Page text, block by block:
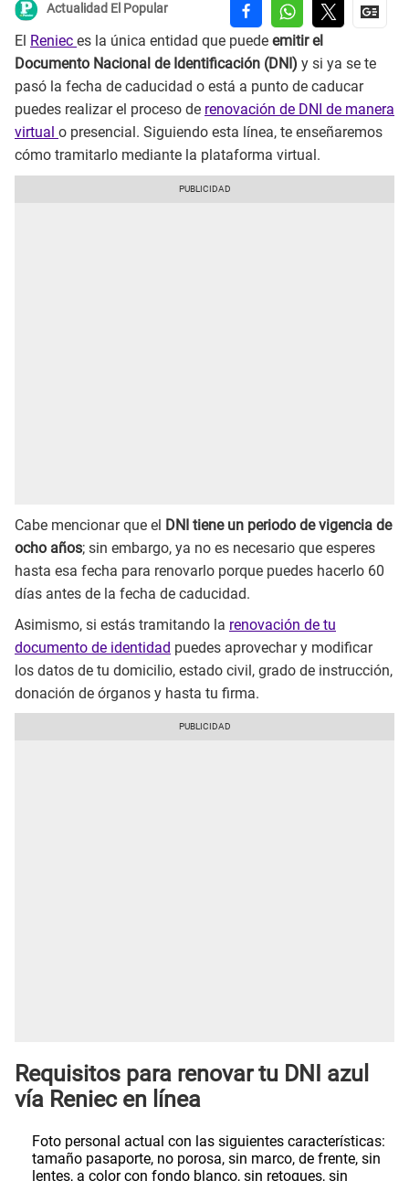
Actualidad El Popular
El Reniec es la única entidad que puede emitir el
Documento Nacional de Identificación (DNI) y si ya se te
pasó la fecha de caducidad o está a punto de caducar
puedes realizar el proceso de renovación de DNI de manera
virtual o presencial. Siguiendo esta línea, te enseñaremos
cómo tramitarlo mediante la plataforma virtual.
Cabe mencionar que el DNI tiene un periodo de vigencia de
ocho años; sin embargo, ya no es necesario que esperes
hasta esa fecha para renovarlo porque puedes hacerlo 60
días antes de la fecha de caducidad.
Asimismo, si estás tramitando la renovación de tu
documento de identidad puedes aprovechar y modificar
los datos de tu domicilio, estado civil, grado de instrucción,
donación de órganos y hasta tu firma.
Requisitos para renovar tu DNI azul
vía Reniec en línea
Foto personal actual con las siguientes características:
tamaño pasaporte, no porosa, sin marco, de frente, sin
lentes, a color con fondo blanco, sin retoques, sin